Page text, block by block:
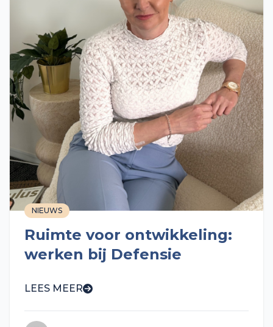
NIEUWS
Ruimte voor ontwikkeling:
werken bij Defensie
LEES MEER